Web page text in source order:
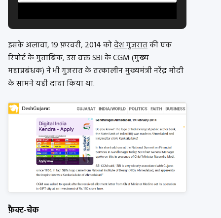
इसके अलावा, 19 फ़रवरी, 2014 कोदेश गुजरातकी एक
रिपोर्ट के मुताबिक, उस वक्त SBI के CGM (मुख्य
महाप्रबंधक) ने भी गुजरात के तत्कालीन मुख्यमंत्री नरेंद्र मोदी
के सामने यही दावा किया था.
फ़ैक्ट-चेक